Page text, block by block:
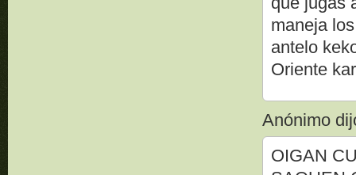
maneja
antelo
Oriente
Anónimo
OIGAN